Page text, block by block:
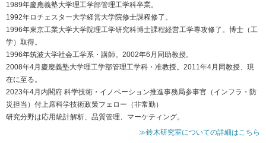
1989年慶應義塾大学理工学部管理工学科卒業。
1992年ロチェスター大学経営大学院修士課程修了。
1996年東京工業大学大学院理工学研究科博士課程経営工学専攻修了。博士（工
学）取得。
1996年筑波大学社会工学系・講師。2002年6月同助教授。
2008年4月慶應義塾大学理工学部管理工学科・准教授。2011年4月同教授、現
在に至る。
2023年4月内閣府 科学技術・イノベーション推進事務局参事官（インフラ・防
災担当）付上席科学技術政策フェロー（非常勤）
研究分野は応用統計解析、品質管理、マーケティング。
≫鈴木研究室についての詳細はこちら